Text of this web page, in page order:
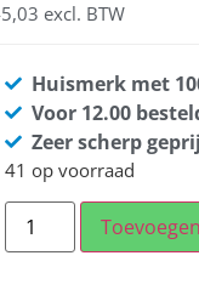
excl. BTW
Huismerk met
Voor 12.00
Zeer scherp
41 op voorraad